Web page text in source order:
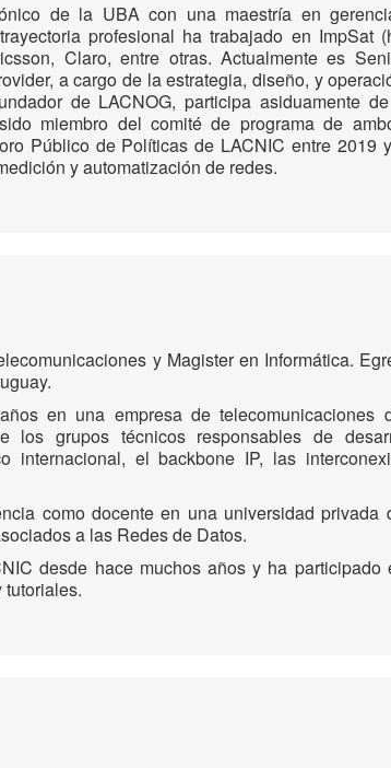
de la UBA con una maestría en
profesional ha trabajado en ImpSat
Claro, entre otras. Actualmente es
a cargo de la estrategia, diseño, y
de LACNOG, participa asiduamente
miembro del comité de programa de
Público de Políticas de LACNIC entre 2019
y automatización de redes.
y Magister en Informática.
en una empresa de telecomunicaciones
los grupos técnicos responsables de
internacional, el backbone IP, las
como docente en una universidad privada
a las Redes de Datos.
desde hace muchos años y ha participado